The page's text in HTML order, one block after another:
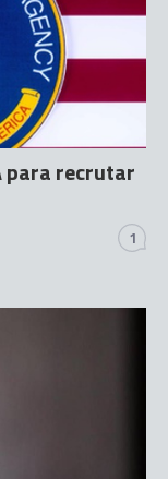
para recrutar
1